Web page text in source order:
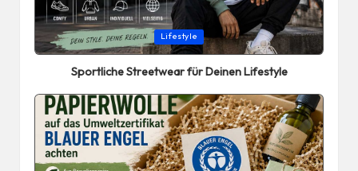
Posted
in
Lifestyle
Sportliche Streetwear für Deinen Lifestyle